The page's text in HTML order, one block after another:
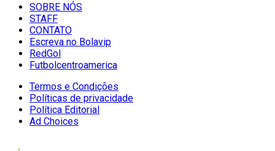
SOBRE NÓS
STAFF
CONTATO
Escreva no Bolavip
RedGol
Futbolcentroamerica
Termos e Condições
Políticas de privacidade
Política Editorial
Ad Choices